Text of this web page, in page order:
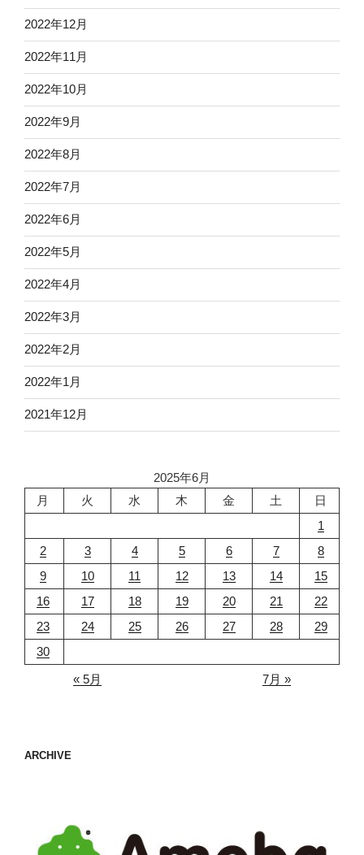
2022年12月
2022年11月
2022年10月
2022年9月
2022年8月
2022年7月
2022年6月
2022年5月
2022年4月
2022年3月
2022年2月
2022年1月
2021年12月
2025年6月
月
火 水 木 金 土
日
1
2
3 4 5 6 7
8
9
10 11 12 13 14
15
16
17 18 19 20 21
22
23
24 25 26 27 28
29
30
« 5月
7月 »
ARCHIVE